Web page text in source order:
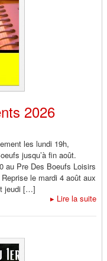
2026
les lundi 19h,
jusqu’à fin août.
au Pre Des Boeufs Loisirs
le mardi 4 août aux
jeudi […]
▸ Lire la suite